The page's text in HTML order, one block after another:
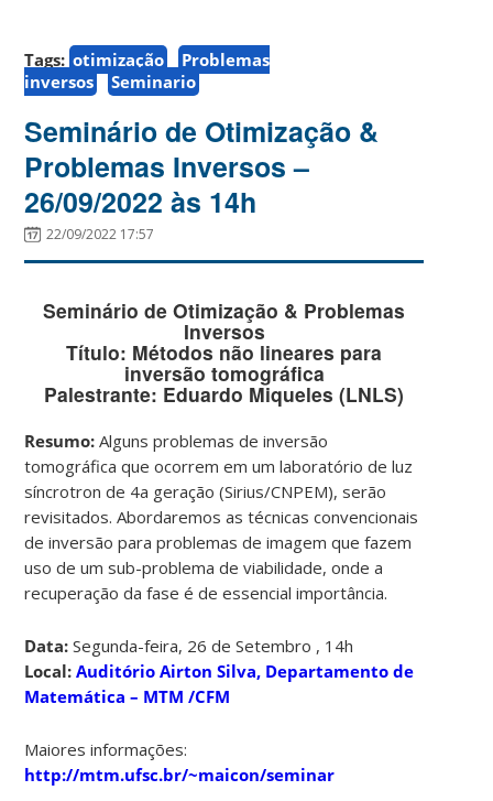
Tags: otimização
Problemas
inversos
Seminario
Seminário de Otimização &
Problemas Inversos –
26/09/2022 às 14h
22/09/2022 17:57
Seminário de Otimização & Problemas
Inversos
Título: Métodos não lineares para
inversão tomográfica
Palestrante: Eduardo Miqueles (LNLS)
Resumo: Alguns problemas de inversão
tomográfica que ocorrem em um laboratório de luz
síncrotron de 4a geração (Sirius/CNPEM), serão
revisitados. Abordaremos as técnicas convencionais
de inversão para problemas de imagem que fazem
uso de um sub-problema de viabilidade, onde a
recuperação da fase é de essencial importância.
Data: Segunda-feira, 26 de Setembro , 14h
Local: Auditório Airton Silva, Departamento de
Matemática – MTM /CFM
Maiores informações:
http://mtm.ufsc.br/~maicon/seminar